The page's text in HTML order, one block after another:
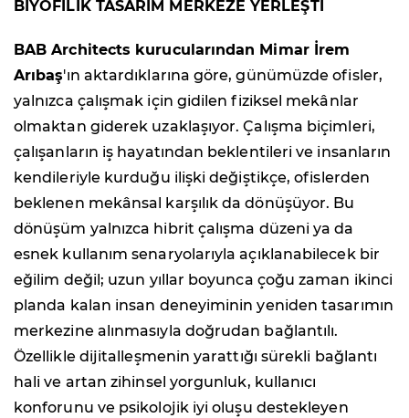
BİYOFİLİK TASARIM MERKEZE YERLEŞTİ
BAB Architects kurucularından Mimar İrem
Arıbaş'ın aktardıklarına göre, günümüzde ofisler,
yalnızca çalışmak için gidilen fiziksel mekânlar
olmaktan giderek uzaklaşıyor. Çalışma biçimleri,
çalışanların iş hayatından beklentileri ve insanların
kendileriyle kurduğu ilişki değiştikçe, ofislerden
beklenen mekânsal karşılık da dönüşüyor. Bu
dönüşüm yalnızca hibrit çalışma düzeni ya da
esnek kullanım senaryolarıyla açıklanabilecek bir
eğilim değil; uzun yıllar boyunca çoğu zaman ikinci
planda kalan insan deneyiminin yeniden tasarımın
merkezine alınmasıyla doğrudan bağlantılı.
Özellikle dijitalleşmenin yarattığı sürekli bağlantı
hali ve artan zihinsel yorgunluk, kullanıcı
konforunu ve psikolojik iyi oluşu destekleyen